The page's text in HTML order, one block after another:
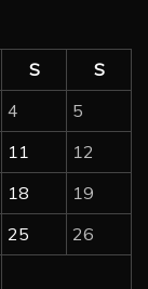
S
S
4
5
11
12
18
19
25
26